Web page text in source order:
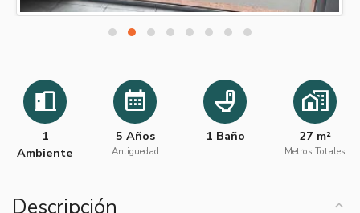
1
Ambiente
5 Años
Antiguedad
1 Baño 27 m²
Metros Totales
Descripción